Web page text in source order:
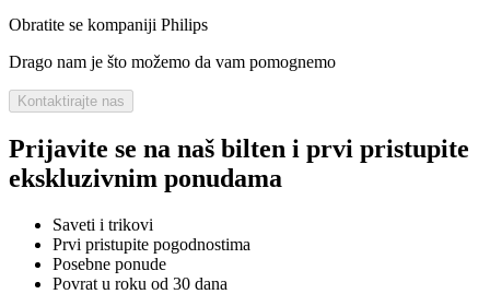
Obratite se kompaniji Philips
Drago nam je što možemo da vam pomognemo
Kontaktirajte nas
Prijavite se na naš bilten i prvi pristupite
ekskluzivnim ponudama
Saveti i trikovi
Prvi pristupite pogodnostima
Posebne ponude
Povrat u roku od 30 dana